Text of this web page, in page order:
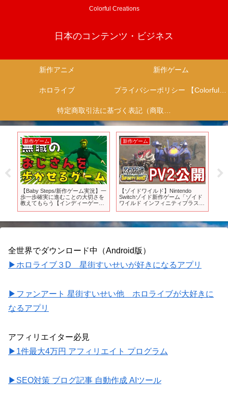
Colorful Creations
日本のコンテンツ・ビジネス
新作アニメ 新作ゲーム
ホロライブ プライバシーポリシー 【Colorful Creation】
特定商取引法に基づく表記（商取引に関する開示）
新作ゲーム
【Baby Steps/新作ゲーム実況】一
歩一歩確実に進むことの大切さを
教えてもらう【インディーゲー
新作ゲーム
【ゾイドワイルド】Nintendo
Switchゾイド新作ゲーム「ゾイド
ワイルド インフィニティブラス
全世界でダウンロード中（Android版）
▶ホロライブ３D 星街すいせいが好きになるアプリ
▶ファンアート 星街すいせい他 ホロライブが大好きに
なるアプリ
アフィリエイター必見
▶1件最大4万円 アフィリエイト プログラム
▶SEO対策 ブログ記事 自動作成 AIツール